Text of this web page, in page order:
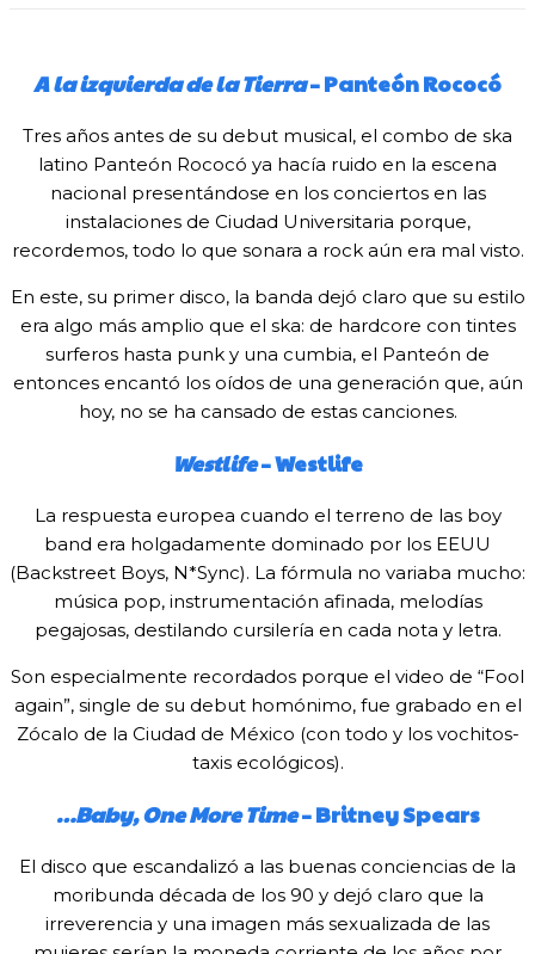
A la izquierda de la Tierra– Panteón Rococó
Tres años antes de su debut musical, el combo de ska
latino Panteón Rococó ya hacía ruido en la escena
nacional presentándose en los conciertos en las
instalaciones de Ciudad Universitaria porque,
recordemos, todo lo que sonara a rock aún era mal visto.
En este, su primer disco, la banda dejó claro que su estilo
era algo más amplio que el ska: de hardcore con tintes
surferos hasta punk y una cumbia, el Panteón de
entonces encantó los oídos de una generación que, aún
hoy, no se ha cansado de estas canciones.
Westlife– Westlife
La respuesta europea cuando el terreno de las boy
band era holgadamente dominado por los EEUU
(Backstreet Boys, N*Sync). La fórmula no variaba mucho:
música pop, instrumentación afinada, melodías
pegajosas, destilando cursilería en cada nota y letra.
Son especialmente recordados porque el video de “Fool
again”, single de su debut homónimo, fue grabado en el
Zócalo de la Ciudad de México (con todo y los vochitos-
taxis ecológicos).
…Baby, One More Time– Britney Spears
El disco que escandalizó a las buenas conciencias de la
moribunda década de los 90 y dejó claro que la
irreverencia y una imagen más sexualizada de las